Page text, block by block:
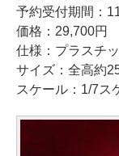
予約受付期間：
価格：29,700円
仕様：プラスチ
サイズ：全高約
スケール：1/7ス